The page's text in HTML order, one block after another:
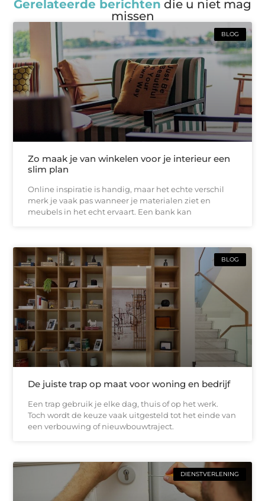
Gerelateerde berichten die u niet mag
missen
BLOG
Zo maak je van winkelen voor je interieur een
slim plan
Online inspiratie is handig, maar het echte verschil
merk je vaak pas wanneer je materialen ziet en
meubels in het echt ervaart. Een bank kan
BLOG
De juiste trap op maat voor woning en bedrijf
Een trap gebruik je elke dag, thuis of op het werk.
Toch wordt de keuze vaak uitgesteld tot het einde van
een verbouwing of nieuwbouwtraject.
DIENSTVERLENING